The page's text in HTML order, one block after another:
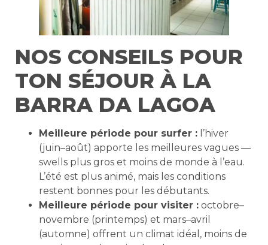
NOS CONSEILS POUR
TON SÉJOUR À LA
BARRA DA LAGOA
Meilleure période pour surfer : l’hiver
(juin–août) apporte les meilleures vagues —
swells plus gros et moins de monde à l’eau.
L’été est plus animé, mais les conditions
restent bonnes pour les débutants.
Meilleure période pour visiter : octobre–
novembre (printemps) et mars–avril
(automne) offrent un climat idéal, moins de